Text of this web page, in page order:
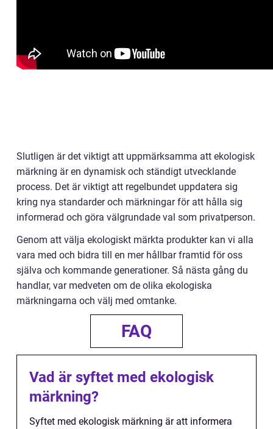
Slutligen är det viktigt att uppmärksamma att ekologisk
märkning är en dynamisk och ständigt utvecklande
process. Det är viktigt att regelbundet uppdatera sig
kring nya standarder och märkningar för att hålla sig
informerad och göra välgrundade val som privatperson.
Genom att välja ekologiskt märkta produkter kan vi alla
vara med och bidra till en mer hållbar framtid för oss
själva och kommande generationer. Så nästa gång du
handlar, var medveten om de olika ekologiska
märkningarna och välj med omtanke.
FAQ
Vad är syftet med ekologisk
märkning?
Syftet med ekologisk märkning är att informera